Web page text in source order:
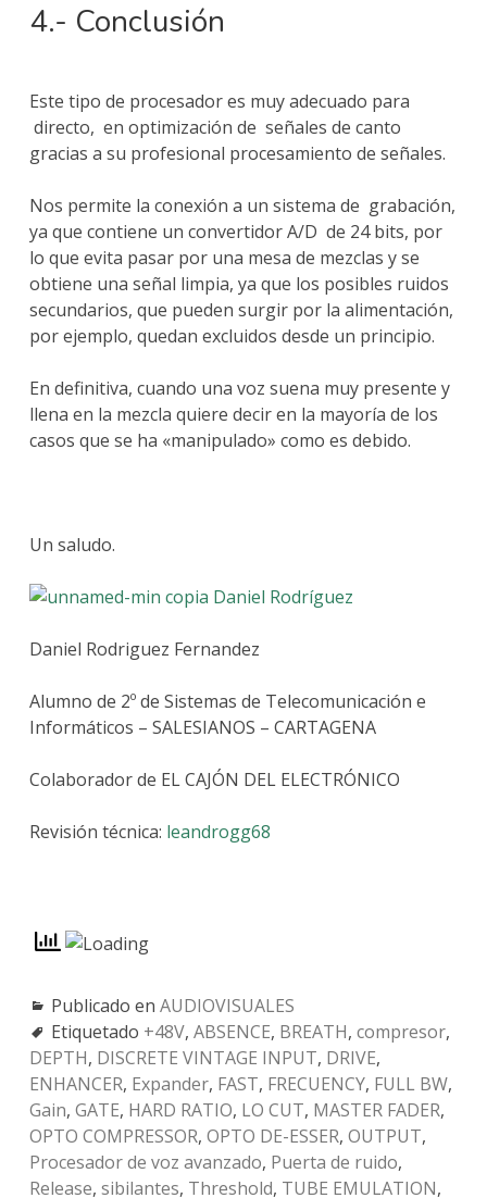
4.- Conclusión
Este tipo de procesador es muy adecuado para
directo, en optimización de señales de canto
gracias a su profesional procesamiento de señales.
Nos permite la conexión a un sistema de grabación,
ya que contiene un convertidor A/D de 24 bits, por
lo que evita pasar por una mesa de mezclas y se
obtiene una señal limpia, ya que los posibles ruidos
secundarios, que pueden surgir por la alimentación,
por ejemplo, quedan excluidos desde un principio.
En definitiva, cuando una voz suena muy presente y
llena en la mezcla quiere decir en la mayoría de los
casos que se ha «manipulado» como es debido.
Un saludo.
Daniel Rodríguez
Daniel Rodriguez Fernandez
Alumno de 2º de Sistemas de Telecomunicación e
Informáticos – SALESIANOS – CARTAGENA
Colaborador de EL CAJÓN DEL ELECTRÓNICO
Revisión técnica: leandrogg68
Publicado en AUDIOVISUALES
Etiquetado +48V, ABSENCE, BREATH, compresor,
DEPTH, DISCRETE VINTAGE INPUT, DRIVE,
ENHANCER, Expander, FAST, FRECUENCY, FULL BW,
Gain, GATE, HARD RATIO, LO CUT, MASTER FADER,
OPTO COMPRESSOR, OPTO DE-ESSER, OUTPUT,
Procesador de voz avanzado, Puerta de ruido,
Release, sibilantes, Threshold, TUBE EMULATION,